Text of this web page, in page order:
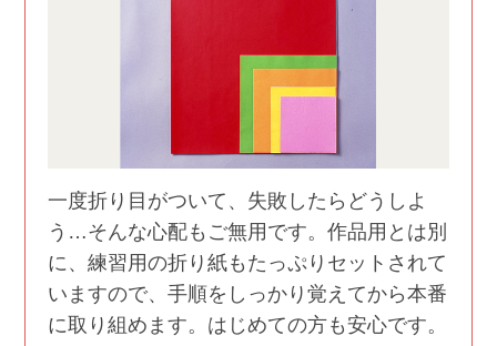
一度折り目がついて、失敗したらどうしよ
う…そんな心配もご無用です。作品用とは別
に、練習用の折り紙もたっぷりセットされて
いますので、手順をしっかり覚えてから本番
に取り組めます。はじめての方も安心です。